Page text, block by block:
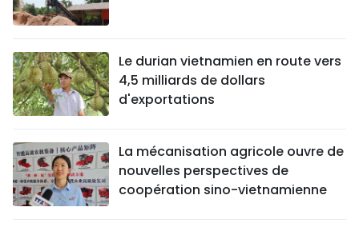
Le durian vietnamien en route vers
4,5 milliards de dollars
d'exportations
La mécanisation agricole ouvre de
nouvelles perspectives de
coopération sino-vietnamienne